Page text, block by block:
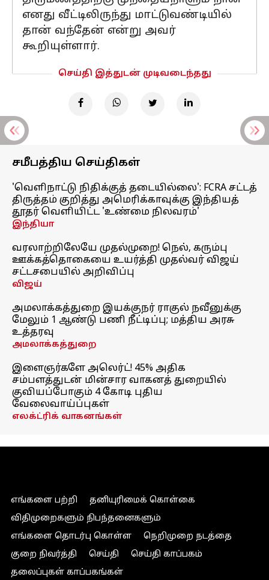
எனது வீட்டிலிருந்து மாட்டுவண்டியில்
தான் வந்தேன் என்று அவர்
கூறியுள்ளார்.
செய்தி இத்துடன் முடிவடைந்தது
சமீபத்திய செய்திகள்
'வெளிநாட்டு நிதிக்குத் தடையில்லை': FCRA சட்டத்
திருத்தம் குறித்து அமெரிக்காவுக்கு இந்தியத்
தூதர் வெளியிட்ட 'உண்மை நிலவரம்'
இந்தியா
வரலாற்றிலேயே முதல்முறை! நெல், கரும்பு
ஊக்கத்தொகையை உயர்த்தி முதல்வர் விஜய்
சட்டசபையில் அறிவிப்பு
விஜய்
அமலாக்கத்துறை இயக்குநர் ராகுல் நவீனுக்கு
மேலும் 1 ஆண்டு பணி நீட்டிப்பு; மத்திய அரசு
உத்தரவு
அமலாக்கத்துறை
இளைஞர்களே அலெர்ட்! 45% அதிக
சம்பளத்துடன் மின்சார வாகனத் துறையில்
குவியப்போகும் 4 கோடி புதிய
வேலைவாய்ப்புகள்
எலக்ட்ரிக் வாகனங்கள்
எங்களை பற்றி
தனியுரிமைக் கொள்கை
விதிமுறைகளும் நிபந்தனைகளும்
எங்களை தொடர்பு கொள்ள
நெறிமுறை நடத்தை
குறை நிவர்த்தி
செய்தி
செய்தி காப்பகம்
தலைப்புகள் காப்பகங்கள்